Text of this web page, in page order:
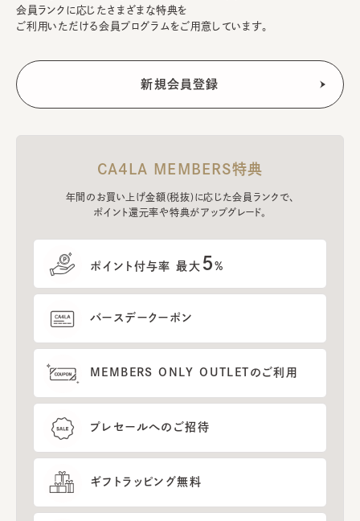
会員ランクに応じたさまざまな特典を
ご利用いただける会員プログラムをご用意しています。
CA4LA MEMBERS特典
年間のお買い上げ金額(税抜)に応じた会員ランクで、
ポイント還元率や特典がアップグレード。
ポイント付与率 最大 5%
バースデークーポン
MEMBERS ONLY OUTLETのご利用
プレセールへのご招待
ギフトラッピング無料